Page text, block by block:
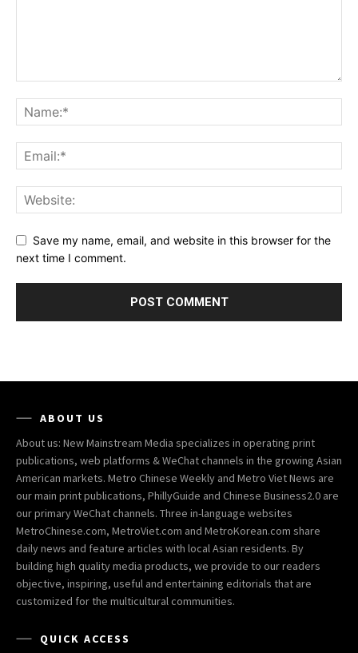
Save my name, email, and website in this browser for the
next time I comment.
ABOUT US
About us: New Mainstream Media specializes in operating print
publications, web platforms & WeChat channels in the growing Asian
American markets. Metro Chinese Weekly and Metro Viet News are
our main print publications, PhillyGuide and Chinese Business2.0 are
our primary WeChat channels. Three in-language websites
MetroChinese.com, MetroViet.com and MetroKorean.com share
daily news and feature articles with local Asian residents. By
building high quality media products, we provide to our readers
objective, inspiring, useful and entertaining editorials that are
customized for the multicultural communities.
QUICK ACCESS